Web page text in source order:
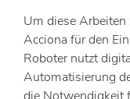
Um diese
Acciona für den
Roboter nutzt
Automatisierung